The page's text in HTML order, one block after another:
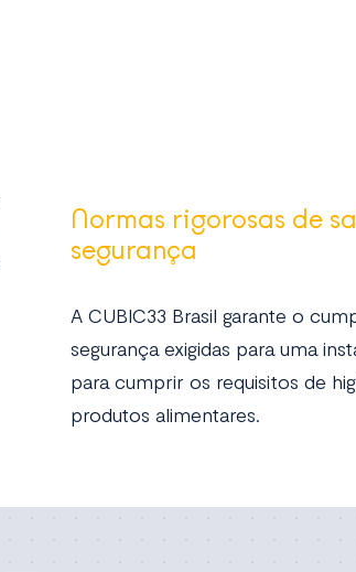
Normas rigorosas de
segurança
A CUBIC33 Brasil garante o
segurança exigidas para uma
para cumprir os requisitos de
produtos alimentares.